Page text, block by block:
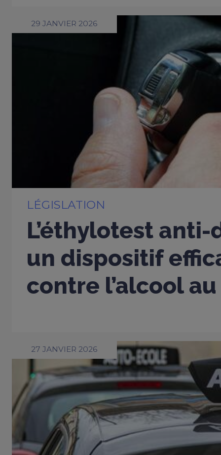
29 JANVIER 2026
LÉGISLATION
L’éthylotest
un dispositif
contre l’alcool
27 JANVIER 2026